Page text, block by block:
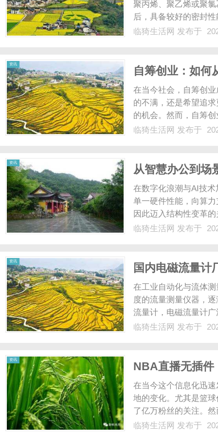
聚丙烯、聚乙烯或聚
后，具备较好的密封
处。本文将探讨生料
临猗生活网 发布于
资讯
自筹创业：如何
在当今社会，自筹创
的不满，还是希望追
的机会。然而，自筹
将探讨自筹创业的意
临猗生活网 发布于
资讯
从智慧办公到场
数智价值
在数字化浪潮与AI技
单一硬件性能，向算
因此迈入结构性变革
盛，其中以云电脑为
临猗生活网 发布于
资讯
国内电磁流量计
在工业自动化与流体
度的流量测量仪器，
流量计，电磁流量计
电磁流量计的厂家也
临猗生活网 发布于
资讯
NBA直播无插件
在当今这个信息化迅
地的变化。尤其是篮
了亿万粉丝的关注。
下载与安装问题，影
临猗生活网 发布于